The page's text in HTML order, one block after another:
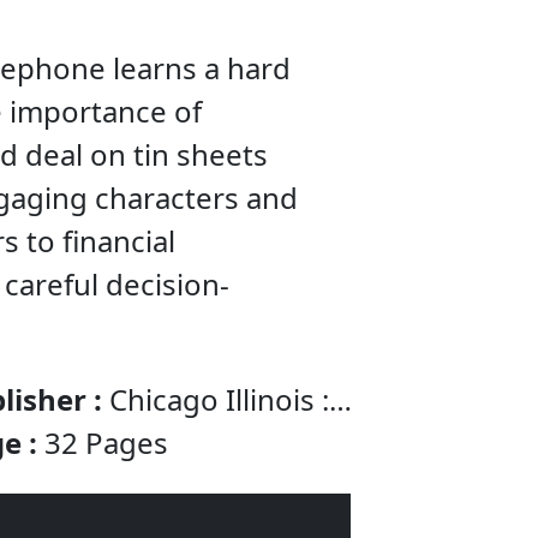
learns a hard
importance of
deal on tin sheets
characters and
to financial
decision-
: Chicago Illinois :
Whitman & Company
: 32 Pages